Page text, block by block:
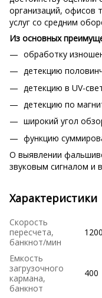
организаций, офисов
услуг со средним
Из основных
обработку
детекцию
детекцию в UV-
детекцию по
широкий угол
функцию
О выявлении
звуковым сигналом и
Характеристики
Скорость
пересчета,
банкнот/мин
1200
Емкость
загрузочного
кармана,
банкнот
400